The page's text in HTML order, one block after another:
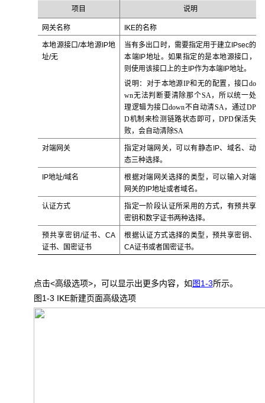
项目 说明
网关名称 IKE的名称
本地源接口/本地源IP地
址/无
当有多出口时，需要指定用于建立IPsec的
本端IP地址。如果指定的是本地源接口，
则使用该接口上的主IP作为本端IP地址。
说明：对于本地源IP和无的配置，接口do
wn无法判断要清除那个SA，所以统一处
理逻辑为接口down不自动清SA，通过DP
D机制来检测链路状态即可，DPD保活失
败，会自动清除SA
对端网关
指定对端网关，可以有静态IP、域名、动
态三种选择。
IP地址/域名
根据对端网关选择的类型，可以输入对端
网关的IP地址或者域名。
认证方式
指定一阶段认证所采用的方式，有预共享
密钥和数字证书两种选择。
预共享密钥/证书、CA
证书、国密证书
根据认证方式选择的类型，预共享密钥、
CA证书或者国密证书。
点击<高级选项>，可以显示出更多内容，如图1-3所示。
图1-3 IKE新建页面高级选项